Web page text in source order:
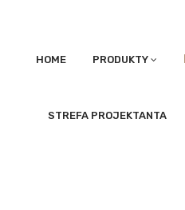
HOME PRODUKTY
STREFA PROJEKTANTA